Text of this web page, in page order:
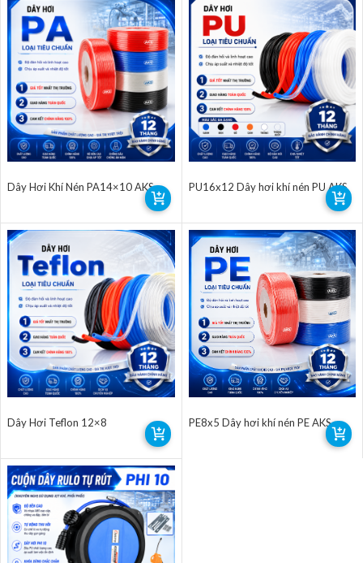
Dây Hơi Khí Nén PA14×10 AKS PU16x12 Dây hơi khí nén PU AKS
Dây Hơi Teflon 12×8 PE8x5 Dây hơi khí nén PE AKS